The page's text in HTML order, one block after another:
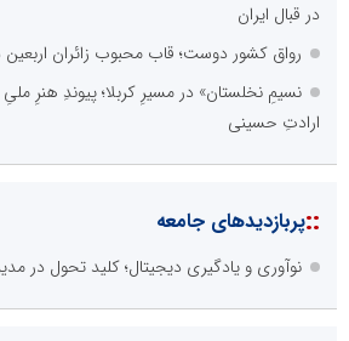
در قبال ایران
رواق کشور دوست؛ قاب محبوب زائران اربعین در
نسیمِ نخلستان» در مسیرِ کربلا؛ پیوندِ هنرِ
ارادتِ حسینی
::پربازدیدهای جامعه
نوآوری و یادگیری دیجیتال؛ کلید تحول در